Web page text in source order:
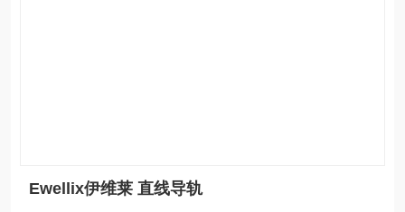
Ewellix伊维莱 直线导轨